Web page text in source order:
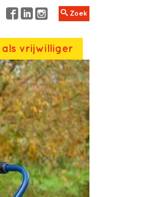
Zoek
vrijwilliger